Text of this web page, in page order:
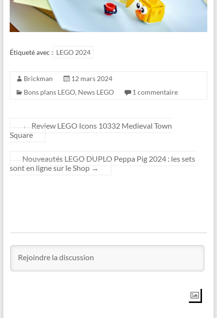
Étiqueté avec : LEGO 2024
Brickman
12 mars 2024
Bons plans LEGO, News LEGO 1 commentaire
←
Review LEGO Icons 10332 Medieval Town
Square
Nouveautés LEGO DUPLO Peppa Pig 2024 : les sets
sont en ligne sur le Shop →